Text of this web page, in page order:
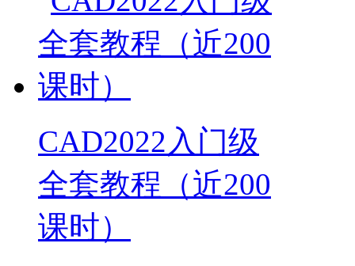
CAD2022入门级
全套教程（近200
课时）